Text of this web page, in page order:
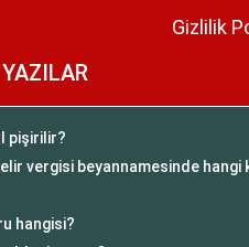
Gizlilik
pişirilir?
vergisi beyannamesinde hangi
hangisi?